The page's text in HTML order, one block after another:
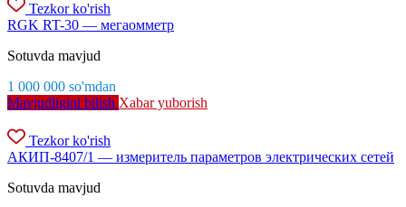
Tezkor ko'rish
RGK RT-30 — мегаомметр
Sotuvda mavjud
1 000 000 so'mdan
Mavjudligini bilish Xabar yuborish
Tezkor ko'rish
АКИП-8407/1 — измеритель параметров электрических сетей
Sotuvda mavjud